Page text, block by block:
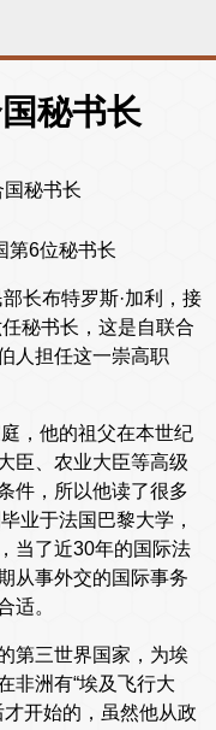
秘书长
第6位秘书长
长布特罗斯·加利，接
秘书长，这是自联合
人担任这一崇高职
，他的祖父在本世纪
臣、农业大臣等高级
件，所以他读了很多
业于法国巴黎大学，
当了近30年的国际法
从事外交的国际事务
适。
第三世界国家，为埃
非洲有“埃及飞行大
开始的，虽然他从政